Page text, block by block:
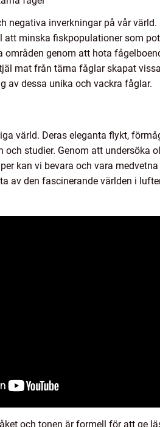
negativa inverkningar på vår
minska fiskpopulationer som
genom att hota
mat från tärna fåglar skapat
av dessa unika och vackra fåglar.
värld. Deras eleganta flykt,
studier. Genom att undersöka
kan vi bevara och vara
av den fascinerande världen i
och tonen är formell för att ge